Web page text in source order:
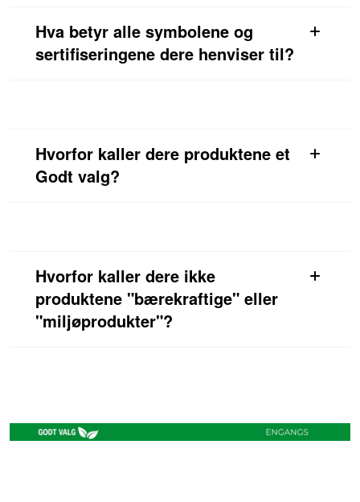
Hva betyr alle symbolene og
sertifiseringene dere henviser til?
Hvorfor kaller dere produktene et
Godt valg?
Hvorfor kaller dere ikke
produktene "bærekraftige" eller
"miljøprodukter"?